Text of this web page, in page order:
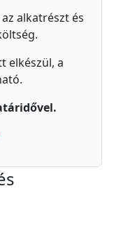
alkatrészt és
elkészül, a